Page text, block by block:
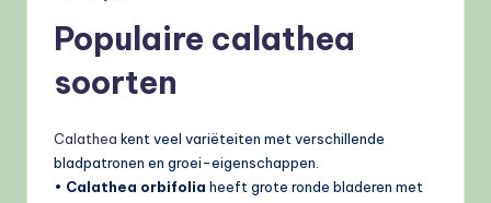
Populaire calathea
soorten
Calathea kent veel variëteiten met verschillende
bladpatronen en groei-eigenschappen.
• Calathea orbifolia heeft grote ronde bladeren met